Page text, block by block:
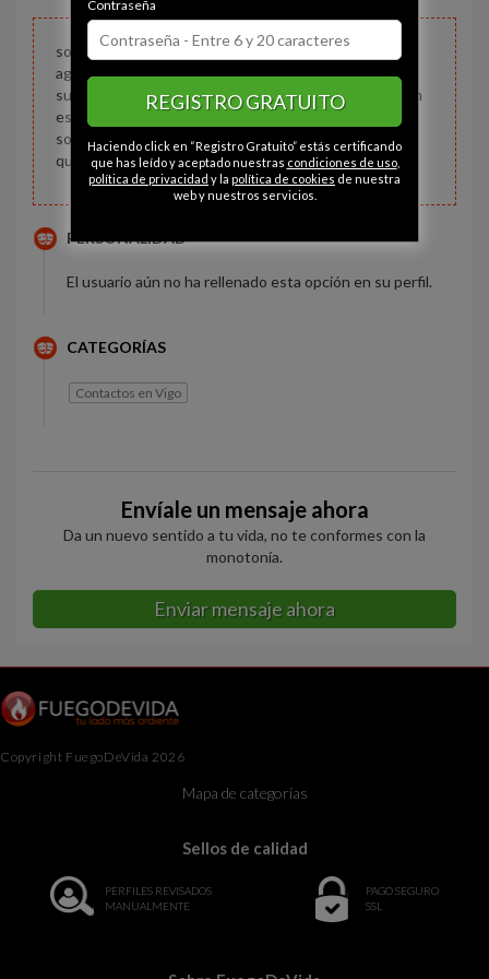
soy una buena persona, con ganas de conocer gente
agradable. me gusta mucho la naturaleza y la playa.
supongo que cualquiera podría decir lo mismo, pero en
este momento no tengo muchas cosas que poner
sobre mí. me gusta la buena música, tengo que decir
que llevo al menos 25 años tocando el saxofón,
PERSONALIDAD
El usuario aún no ha rellenado esta opción en su perfil.
CATEGORÍAS
Contactos en Vigo
Envíale un mensaje ahora
Da un nuevo sentido a tu vida, no te conformes con la
monotonía.
Enviar mensaje ahora
Contraseña
REGISTRO GRATUITO
Haciendo click en “Registro Gratuito” estás certificando
que has leído y aceptado nuestras condiciones de uso,
política de privacidad y la política de cookies de nuestra
web y nuestros servicios.
Copyright FuegoDeVida 2026
Mapa de categorías
Sellos de calidad
PERFILES REVISADOS
MANUALMENTE
PAGO SEGURO
SSL